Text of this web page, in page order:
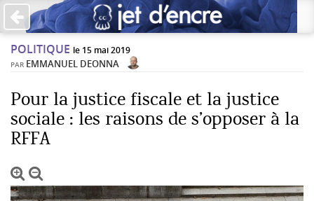
PAS DE COMMENTAIRES ×
Laisser une réponse
esprit de dialogue et les limites du respect de chacun.
POLITIQUE le 15 mai 2019
PAR EMMANUEL DEONNA
Pour la justice fiscale et la justice
sociale : les raisons de s’opposer à la
RFFA